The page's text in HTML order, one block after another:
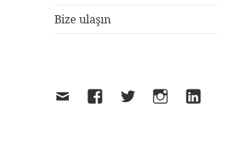
Bize ulaşın